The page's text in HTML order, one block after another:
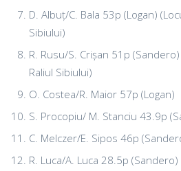
D. Albuț/C. Bala 53p (Logan)
Sibiului)
R. Rusu/S. Crișan 51p
Raliul Sibiului)
O. Costea/R. Maior 57p (Logan)
S. Procopiu/ M. Stanciu 43.9p
C. Melczer/E. Sipos 46p
R. Luca/A. Luca 28.5p (Sandero)